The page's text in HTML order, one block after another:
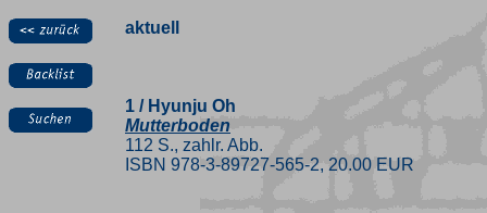
aktuell
1 / Hyunju Oh
Mutterboden
112 S., zahlr. Abb.
ISBN 978-3-89727-565-2, 20.00 EUR